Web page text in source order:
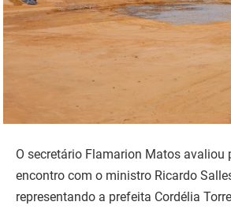
O secretário Flamarion Matos avaliou
encontro com o ministro Ricardo
representando a prefeita Cordélia